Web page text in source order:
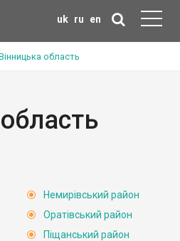
uk ru en
область
Немирівський район
Оратівський район
Піщанський район